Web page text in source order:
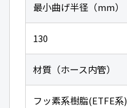
最小曲げ半径（mm）
130
材質（ホース内管）
フッ素系樹脂(ETFE系)